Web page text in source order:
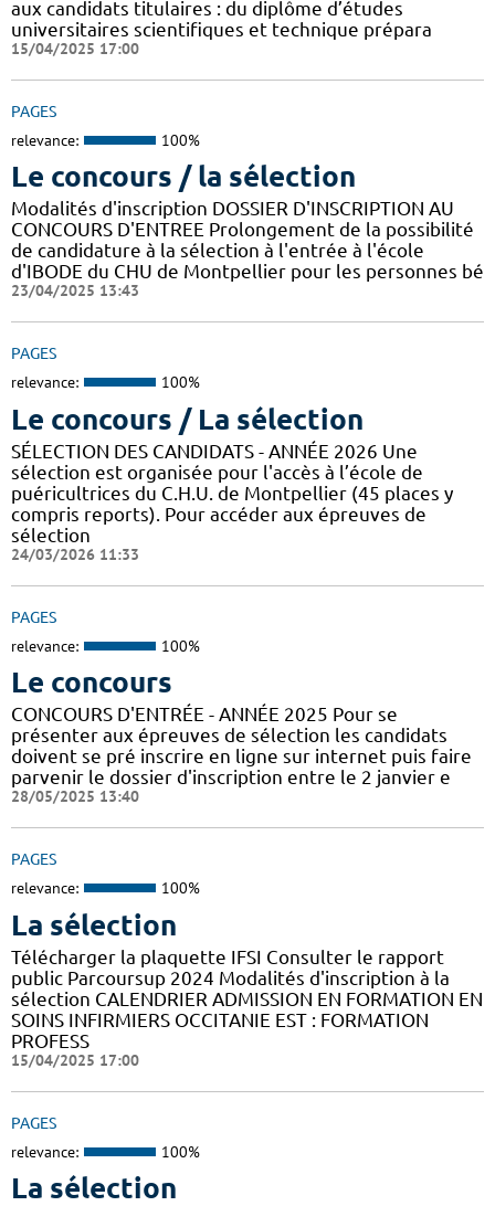
aux candidats titulaires : du diplôme d’études
universitaires scientifiques et technique prépara
15/04/2025 17:00
PAGES
relevance: 100%
Le concours / la sélection
Modalités d'inscription DOSSIER D'INSCRIPTION AU
CONCOURS D'ENTREE Prolongement de la possibilité
de candidature à la sélection à l'entrée à l'école
d'IBODE du CHU de Montpellier pour les personnes bé
23/04/2025 13:43
PAGES
relevance: 100%
Le concours / La sélection
SÉLECTION DES CANDIDATS - ANNÉE 2026 Une
sélection est organisée pour l'accès à l’école de
puéricultrices du C.H.U. de Montpellier (45 places y
compris reports). Pour accéder aux épreuves de
sélection
24/03/2026 11:33
PAGES
relevance: 100%
Le concours
CONCOURS D'ENTRÉE - ANNÉE 2025 Pour se
présenter aux épreuves de sélection les candidats
doivent se pré inscrire en ligne sur internet puis faire
parvenir le dossier d'inscription entre le 2 janvier e
28/05/2025 13:40
PAGES
relevance: 100%
La sélection
Télécharger la plaquette IFSI Consulter le rapport
public Parcoursup 2024 Modalités d'inscription à la
sélection CALENDRIER ADMISSION EN FORMATION EN
SOINS INFIRMIERS OCCITANIE EST : FORMATION
PROFESS
15/04/2025 17:00
PAGES
relevance: 100%
La sélection